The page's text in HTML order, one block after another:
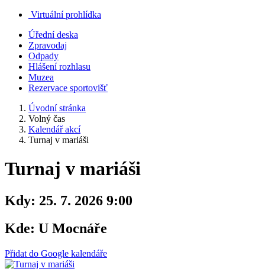
Virtuální prohlídka
Úřední deska
Zpravodaj
Odpady
Hlášení rozhlasu
Muzea
Rezervace sportovišť
Úvodní stránka
Volný čas
Kalendář akcí
Turnaj v mariáši
Turnaj v mariáši
Kdy: 25. 7. 2026 9:00
Kde: U Mocnáře
Přidat do Google kalendáře